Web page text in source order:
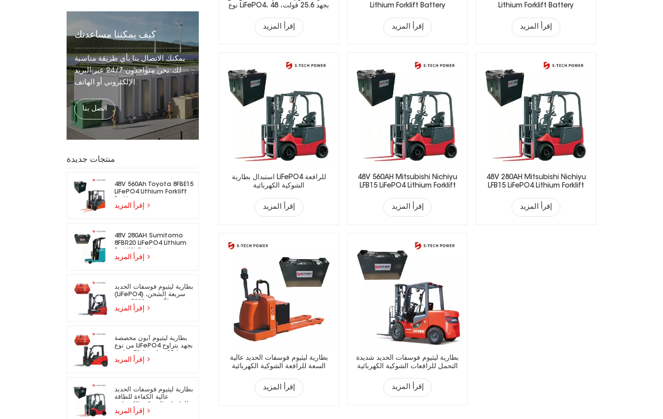
كيف يمكننا مساعدتك
يمكنك الاتصال بنا بأي طريقة مناسبة
لك. نحن متواجدون 24/7 عبر البريد
الإلكتروني أو الهاتف.
اتصل بنا
منتجات جديدة
48V 560Ah Toyota 8FBE15
LiFePO4 Lithium Forklift
48V 280AH Sumitomo
8FBR20 LiFePO4 Lithium
بطارية ليثيوم فوسفات الحديد
(LiFePO4) سريعة الشحن،
مناسبة للرافعات الشوكية
بطارية ليثيوم أيون مخصصة
من نوع LiFePO4 بجهد يتراوح
مناسبة للرافعات الشوكية
بطارية ليثيوم فوسفات الحديد
عالية الكفاءة للطاقة
نوع LiFePO4، بجهد 25.6 فولت، 48
فولت، مناسبة للرافعات الشوكية
الكهربائية.
إقرأ المزيد
Lithium Forklift Battery
إقرأ المزيد
Lithium Forklift Battery
إقرأ المزيد
استبدال بطارية LiFePO4 للرافعة
الشوكية الكهربائية
إقرأ المزيد
48V 560AH Mitsubishi Nichiyu
LFB15 LiFePO4 Lithium Forklift
إقرأ المزيد
48V 280AH Mitsubishi Nichiyu
LFB15 LiFePO4 Lithium Forklift
إقرأ المزيد
بطارية ليثيوم فوسفات الحديد عالية
السعة للرافعة الشوكية الكهربائية
إقرأ المزيد
بطارية ليثيوم فوسفات الحديد شديدة
التحمل للرافعات الشوكية الكهربائية
إقرأ المزيد